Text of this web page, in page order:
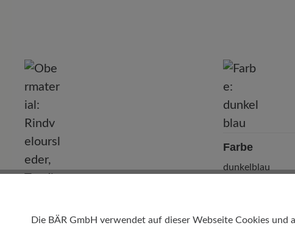
Rindveloursleder, Textil
Farbe
dunkelblau
Die BÄR GmbH verwendet auf dieser Webseite Cookies